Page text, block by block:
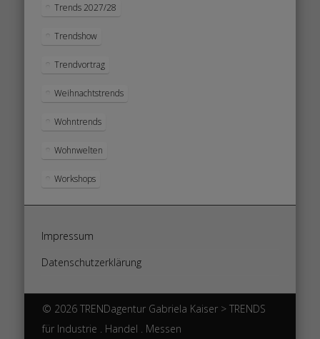
Trends 2027/28
Trendshow
Trendvortrag
Weihnachtstrends
Wohntrends
Wohnwelten
Workshops
Impressum
Datenschutzerklärung
© 2026 TRENDagentur Gabriela Kaiser > TRENDS
für Industrie . Handel . Messen